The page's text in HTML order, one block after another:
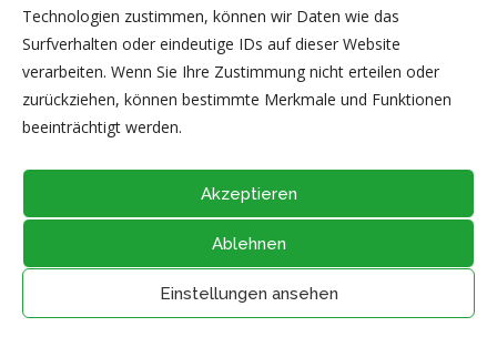
Technologien zustimmen, können wir Daten wie das
Surfverhalten oder eindeutige IDs auf dieser Website
verarbeiten. Wenn Sie Ihre Zustimmung nicht erteilen oder
zurückziehen, können bestimmte Merkmale und Funktionen
beeinträchtigt werden.
Akzeptieren
Ablehnen
Einstellungen ansehen
ARCHIV
@2026 - Alle Rechte vorbehalten durchGemeinde Geratal
DATENSCHUTZ|Thüringer Transparenzportal